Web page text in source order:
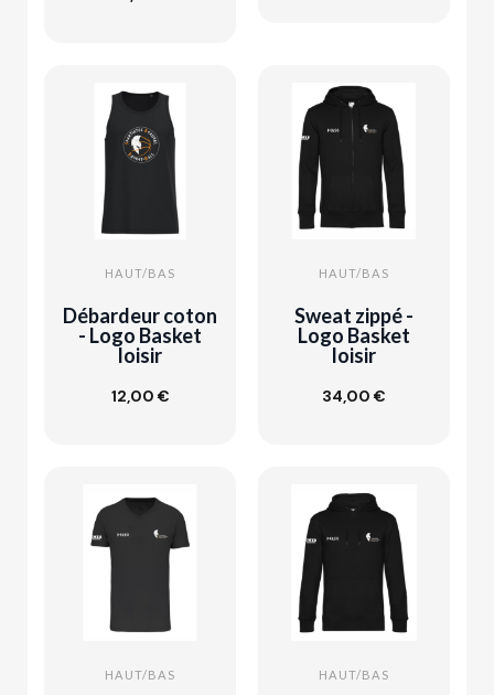
HAUT/BAS
Débardeur coton
- Logo Basket
loisir
12,00 €
Ajouter au
panier
HAUT/BAS
Sweat zippé -
Logo Basket
loisir
34,00 €
Customize
HAUT/BAS HAUT/BAS